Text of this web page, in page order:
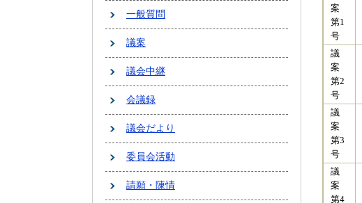
一般質問
議案
議会中継
会議録
議会だより
委員会活動
請願・陳情
案
第1
号
議
案
第2
号
議
案
第3
号
議
案
第4